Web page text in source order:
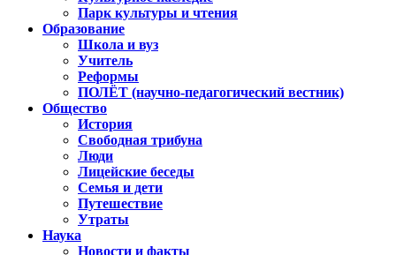
Парк культуры и чтения
Образование
Школа и вуз
Учитель
Реформы
ПОЛЁТ (научно-педагогический вестник)
Общество
История
Свободная трибуна
Люди
Лицейские беседы
Семья и дети
Путешествие
Утраты
Наука
Новости и факты